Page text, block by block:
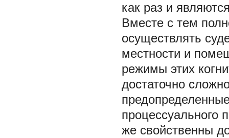
как раз и
Вместе с тем
осуществлять
местности и
режимы этих
достаточно
процессуального
же свойственны